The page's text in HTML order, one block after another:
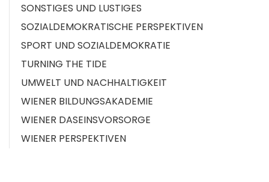
SONSTIGES UND LUSTIGES
SOZIALDEMOKRATISCHE PERSPEKTIVEN
SPORT UND SOZIALDEMOKRATIE
TURNING THE TIDE
UMWELT UND NACHHALTIGKEIT
WIENER BILDUNGSAKADEMIE
WIENER DASEINSVORSORGE
WIENER PERSPEKTIVEN